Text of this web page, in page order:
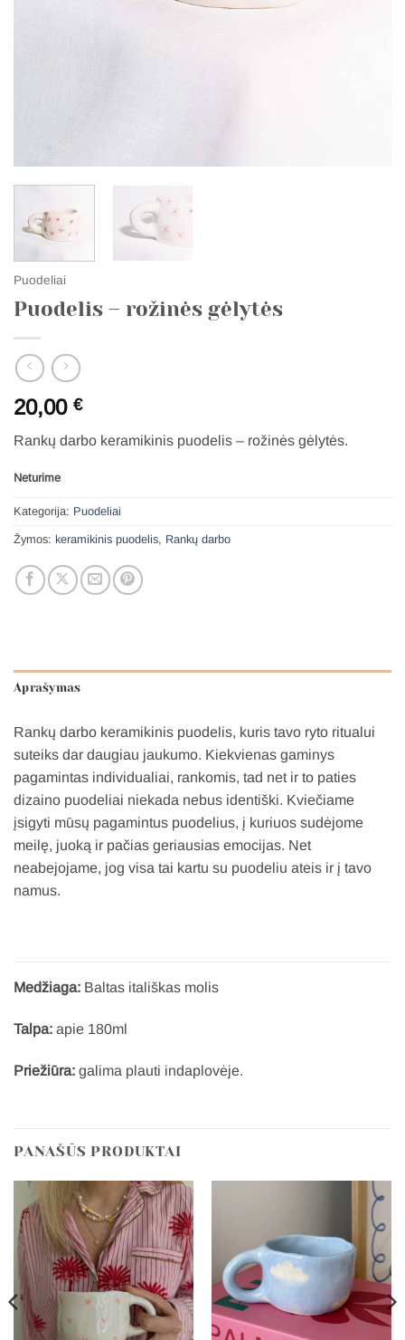
Puodeliai
Puodelis – rožinės gėlytės
20,00 €
Rankų darbo keramikinis puodelis – rožinės gėlytės.
Neturime
Kategorija: Puodeliai
Žymos: keramikinis puodelis, Rankų darbo
Aprašymas
Rankų darbo keramikinis puodelis, kuris tavo ryto ritualui
suteiks dar daugiau jaukumo. Kiekvienas gaminys
pagamintas individualiai, rankomis, tad net ir to paties
dizaino puodeliai niekada nebus identiški. Kviečiame
įsigyti mūsų pagamintus puodelius, į kuriuos sudėjome
meilę, juoką ir pačias geriausias emocijas. Net
neabejojame, jog visa tai kartu su puodeliu ateis ir į tavo
namus.
Medžiaga: Baltas itališkas molis
Talpa: apie 180ml
Priežiūra: galima plauti indaplovėje.
PANAŠŪS PRODUKTAI